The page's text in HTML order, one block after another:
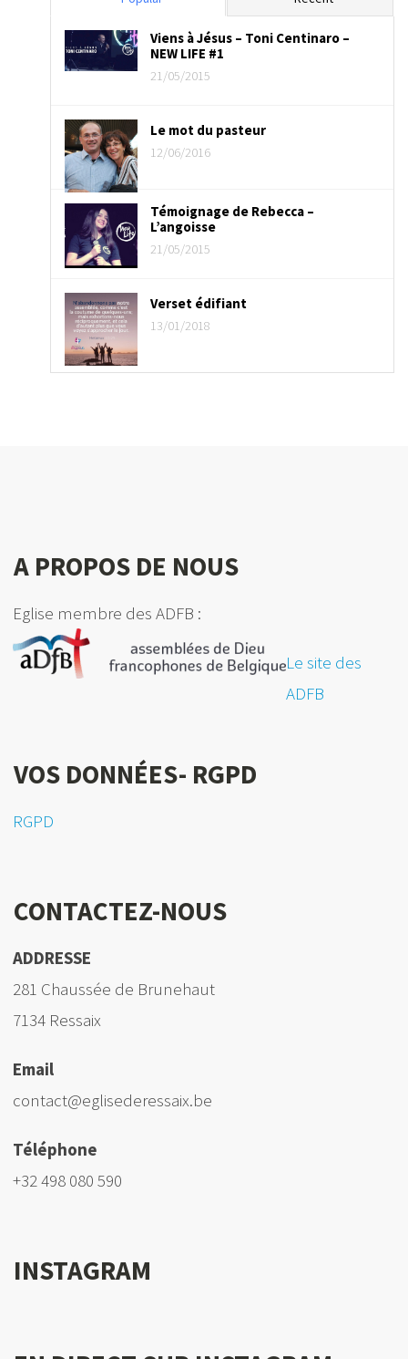
Viens à Jésus – Toni Centinaro –
NEW LIFE #1
21/05/2015
Le mot du pasteur
12/06/2016
Témoignage de Rebecca –
L’angoisse
21/05/2015
Verset édifiant
13/01/2018
A PROPOS DE NOUS
Eglise membre des ADFB :
Le site des
ADFB
VOS DONNÉES- RGPD
RGPD
CONTACTEZ-NOUS
ADDRESSE
281 Chaussée de Brunehaut
7134 Ressaix
Email
contact@eglisederessaix.be
Téléphone
+32 498 080 590
INSTAGRAM